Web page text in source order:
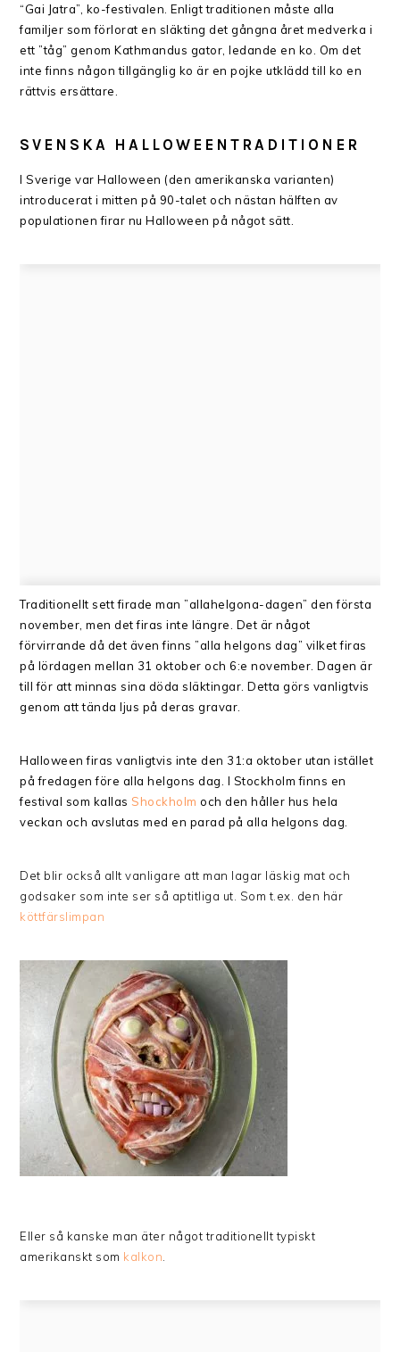
“Gai Jatra”, ko-festivalen. Enligt traditionen måste alla
familjer som förlorat en släkting det gångna året medverka i
ett ”tåg” genom Kathmandus gator, ledande en ko. Om det
inte finns någon tillgänglig ko är en pojke utklädd till ko en
rättvis ersättare.
SVENSKA HALLOWEENTRADITIONER
I Sverige var Halloween (den amerikanska varianten)
introducerat i mitten på 90-talet och nästan hälften av
populationen firar nu Halloween på något sätt.
Traditionellt sett firade man ”allahelgona-dagen” den första
november, men det firas inte längre. Det är något
förvirrande då det även finns ”alla helgons dag” vilket firas
på lördagen mellan 31 oktober och 6:e november. Dagen är
till för att minnas sina döda släktingar. Detta görs vanligtvis
genom att tända ljus på deras gravar.
Halloween firas vanligtvis inte den 31:a oktober utan istället
på fredagen före alla helgons dag. I Stockholm finns en
festival som kallas Shockholm och den håller hus hela
veckan och avslutas med en parad på alla helgons dag.
Det blir också allt vanligare att man lagar läskig mat och
godsaker som inte ser så aptitliga ut. Som t.ex. den här
köttfärslimpan
Eller så kanske man äter något traditionellt typiskt
amerikanskt som kalkon